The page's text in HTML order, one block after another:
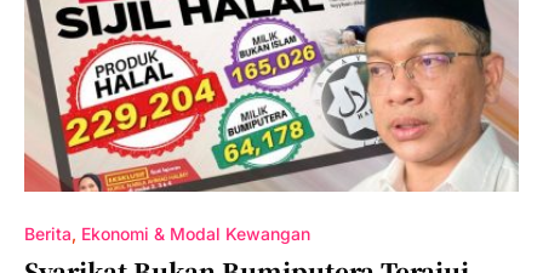
Berita Ekonomi & Modal Kewangan